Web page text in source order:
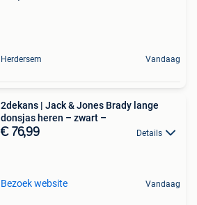
Herdersem Vandaag
2dekans | Jack & Jones Brady lange
donsjas heren – zwart –
€ 76,99 Details
Bezoek website Vandaag